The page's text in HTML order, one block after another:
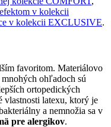
v kolekcii
v kolekcii EXCLUSIVE.
favoritom. Materiálovo
ohľadoch sú
ortopedických
vlastnosti latexu, ktorý je
a nemnožia sa v
pre alergikov.